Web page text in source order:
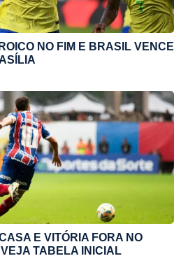
NO FIM E BRASIL VENCE
E VITÓRIA FORA NO
TABELA INICIAL